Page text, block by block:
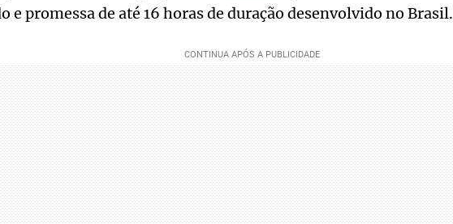
e promessa de até 16 horas de duração desenvolvido no Brasil.